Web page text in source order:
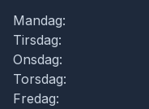
Mandag:
Tirsdag:
Onsdag:
Torsdag:
Fredag: